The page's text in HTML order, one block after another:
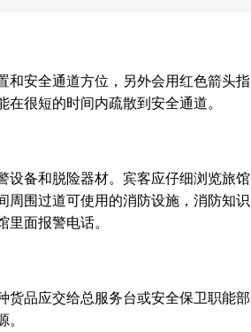
和安全通道方位，另外会用红色箭头指
很短的时间内疏散到安全通道。
设备和脱险器材。宾客应仔细浏览旅馆
周围过道可使用的消防设施，消防知识
面报警电话。
货品应交给总服务台或安全保卫职能部